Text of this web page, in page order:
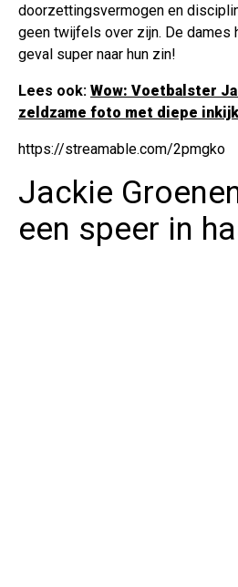
doorzettingsvermogen en
geen twijfels over zijn. De dames
geval super naar hun zin!
Lees ook: Wow: Voetbalster
zeldzame foto met diepe inkijk
https://streamable.com/2pmgko
Jackie
een speer in